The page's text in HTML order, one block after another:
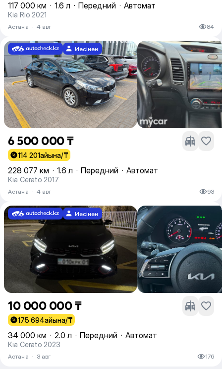
117 000 км · 1.6 л · Передний · Автомат
Kia Rio 2021
Астана · 4 авг 84
Иесінен
6 500 000 ₸
114 201айына/₸
228 077 км · 1.6 л · Передний · Автомат
Kia Cerato 2017
Астана · 4 авг 93
Иесінен
10 000 000 ₸
175 694айына/₸
34 000 км · 2.0 л · Передний · Автомат
Kia Cerato 2023
Астана · 3 авг 176